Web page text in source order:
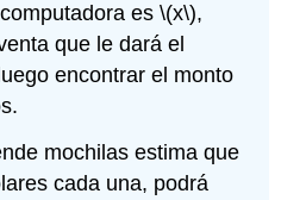
es\(x\),
que le dará el
encontrar el monto
mochilas estima que
cada una, podrá